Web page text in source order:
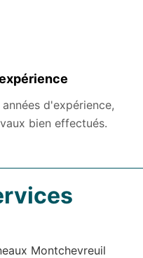
d'expérience,
bien effectués.
Montchevreuil